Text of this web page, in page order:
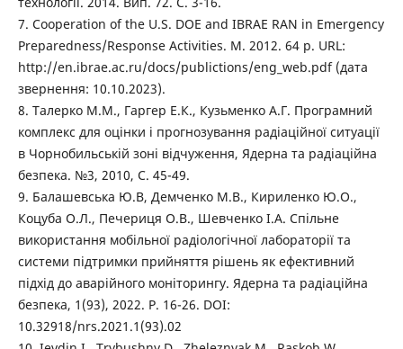
7. Cooperation of the U.S. DOE and IBRAE RAN in Emergency
Preparedness/Response Activities. M. 2012. 64 p. URL:
http://en.ibrae.ac.ru/docs/publictions/eng_web.pdf (дата
звернення: 10.10.2023).
8. Талерко М.М., Гаргер Е.К., Кузьменко А.Г. Програмний
комплекс для оцінки і прогнозування радіаційної ситуації
в Чорнобильській зоні відчуження, Ядерна та радіаційна
безпека. №3, 2010, С. 45-49.
9. Балашевська Ю.В, Демченко М.В., Кириленко Ю.О.,
Коцуба О.Л., Печериця О.В., Шевченко І.А. Спільне
використання мобільної радіологічної лабораторії та
системи підтримки прийняття рішень як ефективний
підхід до аварійного моніторингу. Ядерна та радіаційна
безпека, 1(93), 2022. P. 16-26. DOI:
10.32918/nrs.2021.1(93).02